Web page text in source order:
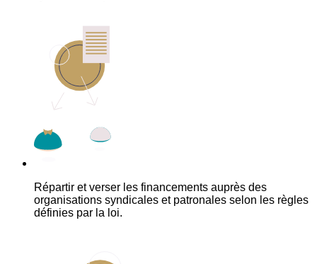
Répartir et verser les financements auprès des
organisations syndicales et patronales selon les règles
définies par la loi.